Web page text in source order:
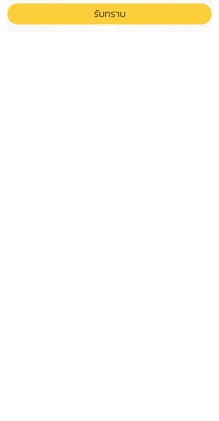
ต้องมีคนที่ยิ้มให้เรา มีป้าๆ หรือมีแม่ มีพี่น้องถามว่าเราเป็นอะไร
เขาคือต้องการเรา ตอนทรายไปเป็นวิทยากรให้น้องๆ ที่โรงเรียน
รับทราบ